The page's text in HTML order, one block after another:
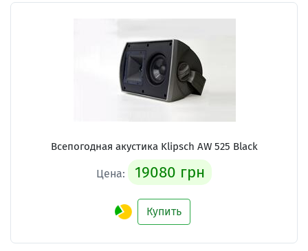
Всепогодная акустика Klipsch AW 525 Black
Цена: 19080 грн
Купить